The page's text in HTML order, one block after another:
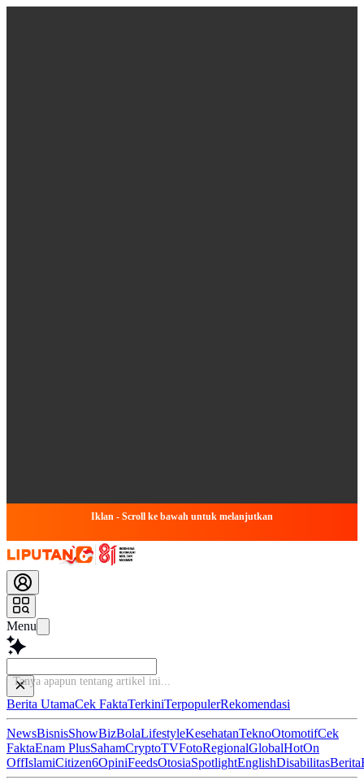
Iklan - Scroll ke bawah untuk melanjutkan
Menu
Baca l
Berita UtamaCek FaktaTerkiniTerpopulerRekomendasi
NewsBisnisShowBizBolaLifestyleKesehatanTeknoOtomotifCek
FaktaEnam PlusSahamCryptoTVFotoRegionalGlobalHotOn
OffIslamiCitizen6OpiniFeedsOtosiaSpotlightEnglishDisabilitasBerita